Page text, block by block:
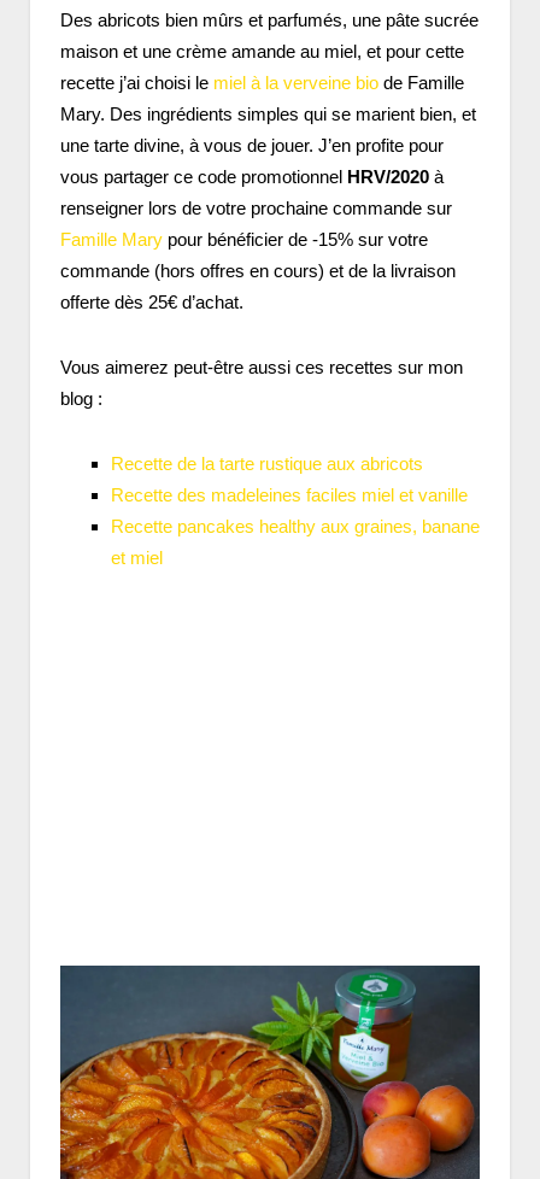
Des abricots bien mûrs et parfumés, une pâte sucrée
maison et une crème amande au miel, et pour cette
recette j’ai choisi le miel à la verveine bio de Famille
Mary. Des ingrédients simples qui se marient bien, et
une tarte divine, à vous de jouer. J’en profite pour
vous partager ce code promotionnel HRV/2020 à
renseigner lors de votre prochaine commande sur
Famille Mary pour bénéficier de -15% sur votre
commande (hors offres en cours) et de la livraison
offerte dès 25€ d’achat.
Vous aimerez peut-être aussi ces recettes sur mon
blog :
Recette de la tarte rustique aux abricots
Recette des madeleines faciles miel et vanille
Recette pancakes healthy aux graines, banane
et miel